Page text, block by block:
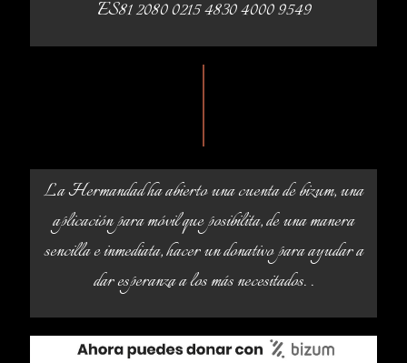
ES81 2080 0215 4830 4000 9549
La Hermandad ha abierto una cuenta de bizum, una
aplicación para móvil que posibilita, de una manera
sencilla e inmediata, hacer un donativo para ayudar a
dar esperanza a los más necesitados. .